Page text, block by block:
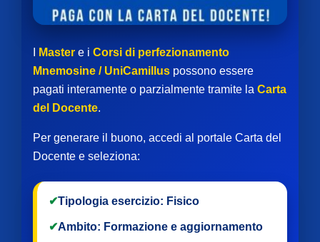
Master e i Corsi di perfezionamento
Mnemosine / UniCamillus possono essere
pagati interamente o parzialmente tramite la Carta
del Docente.
Per generare il buono, accedi al portale Carta del
Docente e seleziona:
✔Tipologia esercizio: Fisico
✔Ambito: Formazione e aggiornamento